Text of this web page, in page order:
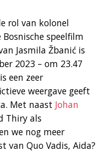
rol van kolonel
speelfilm
Jasmila Žbanić is
2023 – om 23.47
een zeer
weergave geeft
Met naast Johan
Thiry als
we nog meer
van Quo Vadis, Aida?